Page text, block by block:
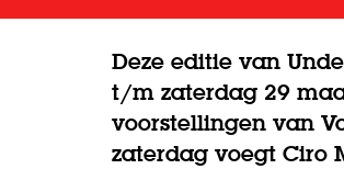
Deze editie van
t/m zaterdag 29
voorstellingen van
zaterdag voegt Ciro